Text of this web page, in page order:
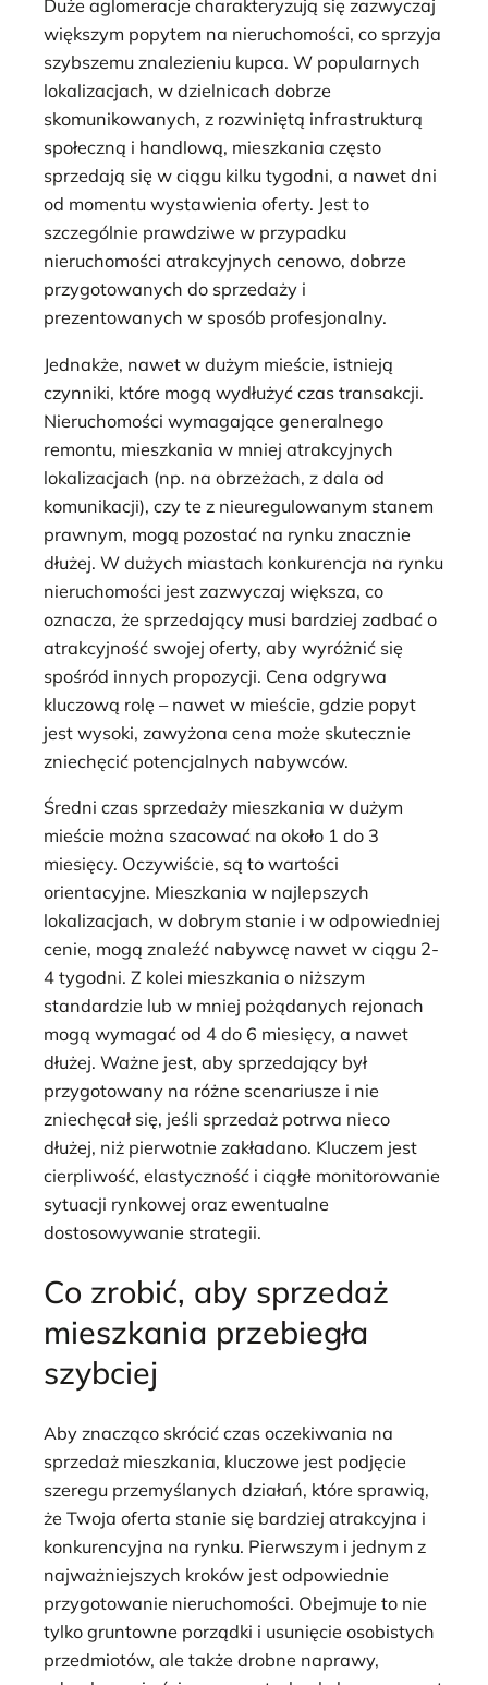
Duże aglomeracje charakteryzują się zazwyczaj
większym popytem na nieruchomości, co sprzyja
szybszemu znalezieniu kupca. W popularnych
lokalizacjach, w dzielnicach dobrze
skomunikowanych, z rozwiniętą infrastrukturą
społeczną i handlową, mieszkania często
sprzedają się w ciągu kilku tygodni, a nawet dni
od momentu wystawienia oferty. Jest to
szczególnie prawdziwe w przypadku
nieruchomości atrakcyjnych cenowo, dobrze
przygotowanych do sprzedaży i
prezentowanych w sposób profesjonalny.
Jednakże, nawet w dużym mieście, istnieją
czynniki, które mogą wydłużyć czas transakcji.
Nieruchomości wymagające generalnego
remontu, mieszkania w mniej atrakcyjnych
lokalizacjach (np. na obrzeżach, z dala od
komunikacji), czy te z nieuregulowanym stanem
prawnym, mogą pozostać na rynku znacznie
dłużej. W dużych miastach konkurencja na rynku
nieruchomości jest zazwyczaj większa, co
oznacza, że sprzedający musi bardziej zadbać o
atrakcyjność swojej oferty, aby wyróżnić się
spośród innych propozycji. Cena odgrywa
kluczową rolę – nawet w mieście, gdzie popyt
jest wysoki, zawyżona cena może skutecznie
zniechęcić potencjalnych nabywców.
Średni czas sprzedaży mieszkania w dużym
mieście można szacować na około 1 do 3
miesięcy. Oczywiście, są to wartości
orientacyjne. Mieszkania w najlepszych
lokalizacjach, w dobrym stanie i w odpowiedniej
cenie, mogą znaleźć nabywcę nawet w ciągu 2-
4 tygodni. Z kolei mieszkania o niższym
standardzie lub w mniej pożądanych rejonach
mogą wymagać od 4 do 6 miesięcy, a nawet
dłużej. Ważne jest, aby sprzedający był
przygotowany na różne scenariusze i nie
zniechęcał się, jeśli sprzedaż potrwa nieco
dłużej, niż pierwotnie zakładano. Kluczem jest
cierpliwość, elastyczność i ciągłe monitorowanie
sytuacji rynkowej oraz ewentualne
dostosowywanie strategii.
Co zrobić, aby sprzedaż
mieszkania przebiegła
szybciej
Aby znacząco skrócić czas oczekiwania na
sprzedaż mieszkania, kluczowe jest podjęcie
szeregu przemyślanych działań, które sprawią,
że Twoja oferta stanie się bardziej atrakcyjna i
konkurencyjna na rynku. Pierwszym i jednym z
najważniejszych kroków jest odpowiednie
przygotowanie nieruchomości. Obejmuje to nie
tylko gruntowne porządki i usunięcie osobistych
przedmiotów, ale także drobne naprawy,